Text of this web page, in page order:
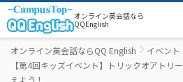
オンライン英会話なら
QQEnglish
オンライン英会話ならQQ English
イベント
【第4回キッズイベント】トリックオアトリ
えよう！